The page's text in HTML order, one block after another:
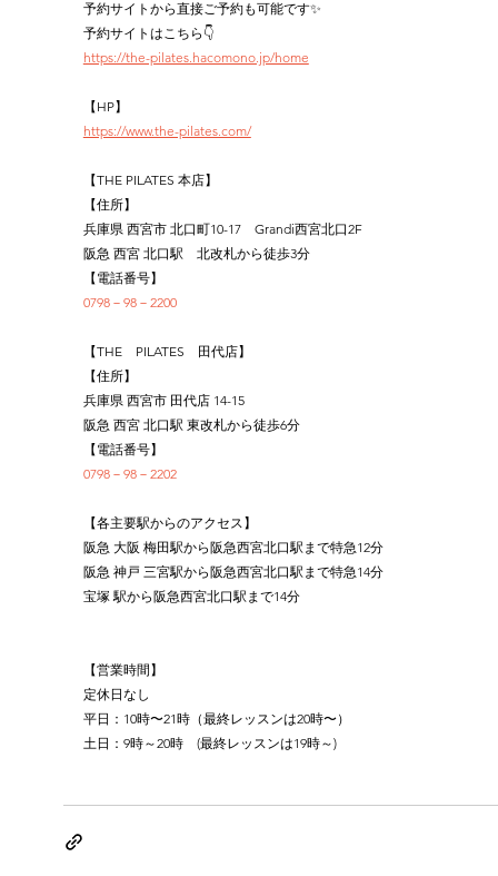
予約サイトから直接ご予約も可能です✨
予約サイトはこちら👇
https://the-pilates.hacomono.jp/home
【HP】
https://www.the-pilates.com/
【THE PILATES 本店】
【住所】
兵庫県 西宮市 北口町10-17　Grandi西宮北口2F
阪急 西宮 北口駅　北改札から徒歩3分
【電話番号】
0798－98－2200
【THE　PILATES　田代店】
【住所】
兵庫県 西宮市 田代店 14-15
阪急 西宮 北口駅 東改札から徒歩6分
【電話番号】
0798－98－2202
【各主要駅からのアクセス】
阪急 大阪 梅田駅から阪急西宮北口駅まで特急12分
阪急 神戸 三宮駅から阪急西宮北口駅まで特急14分
宝塚 駅から阪急西宮北口駅まで14分
【営業時間】
定休日なし
平日：10時〜21時（最終レッスンは20時〜）
土日：9時～20時　(最終レッスンは19時～)